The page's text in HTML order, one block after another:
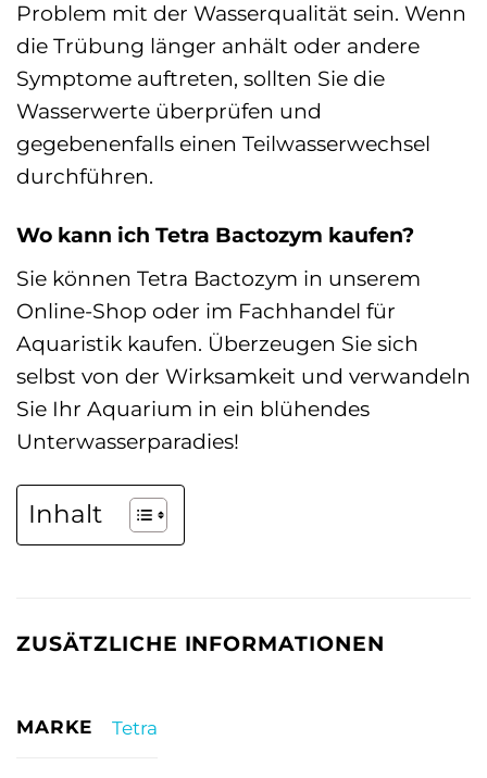
Problem mit der Wasserqualität sein. Wenn
die Trübung länger anhält oder andere
Symptome auftreten, sollten Sie die
Wasserwerte überprüfen und
gegebenenfalls einen Teilwasserwechsel
durchführen.
Wo kann ich Tetra Bactozym kaufen?
Sie können Tetra Bactozym in unserem
Online-Shop oder im Fachhandel für
Aquaristik kaufen. Überzeugen Sie sich
selbst von der Wirksamkeit und verwandeln
Sie Ihr Aquarium in ein blühendes
Unterwasserparadies!
Inhalt
ZUSÄTZLICHE INFORMATIONEN
MARKE Tetra